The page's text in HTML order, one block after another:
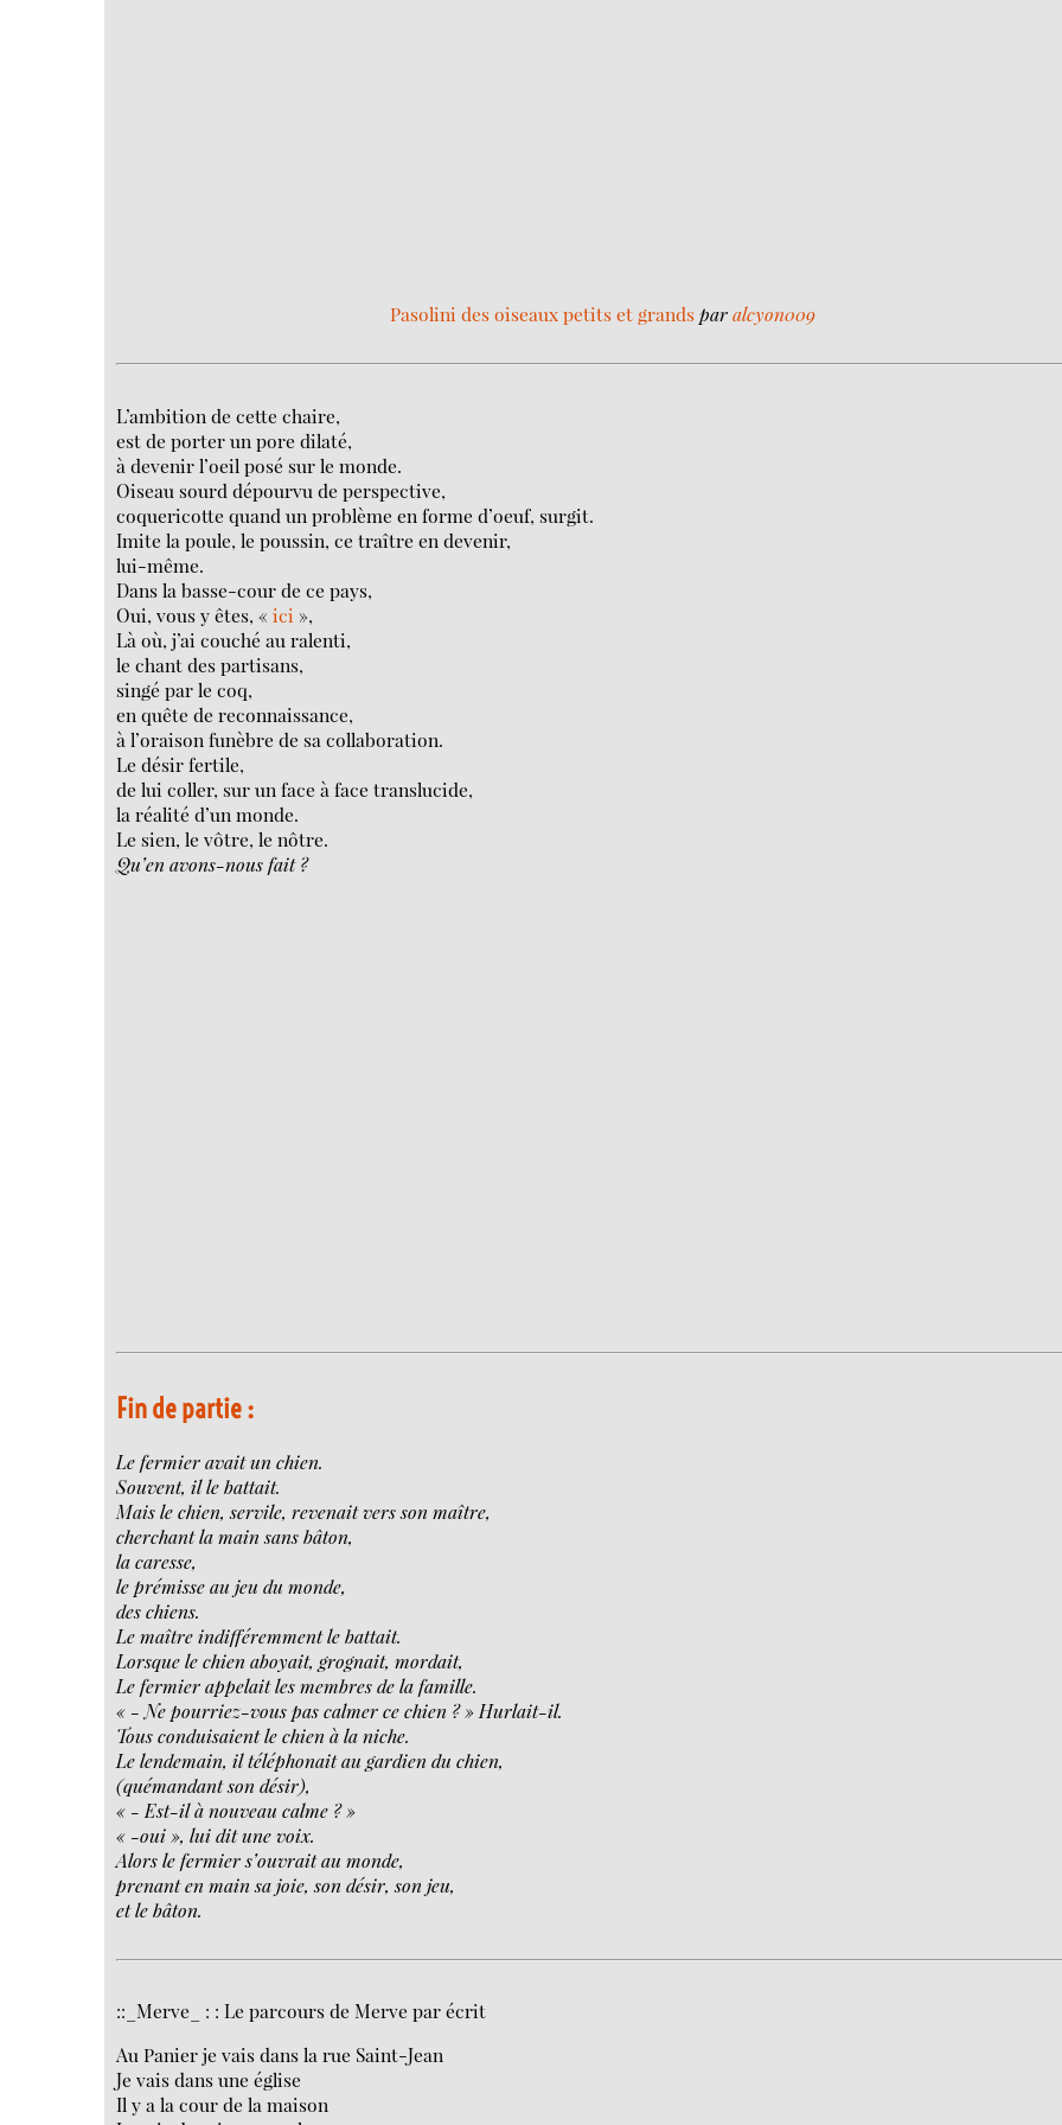
Pasolini des oiseaux petits et grandsparalcyon009
L’ambition de cette chaire,
est de porter un pore dilaté,
à devenir l’oeil posé sur le monde.
Oiseau sourd dépourvu de perspective,
coquericotte quand un problème en forme d’oeuf, surgit.
Imite la poule, le poussin, ce traître en devenir,
lui-même.
Dans la basse-cour de ce pays,
Oui, vous y êtes, «ici »,
Là où, j’ai couché au ralenti,
le chant des partisans,
singé par le coq,
en quête de reconnaissance,
à l’oraison funèbre de sa collaboration.
Le désir fertile,
de lui coller, sur un face à face translucide,
la réalité d’un monde.
Le sien, le vôtre, le nôtre.
Qu’en avons-nous fait ?
Fin de partie :
Le fermier avait un chien.
Souvent, il le battait.
Mais le chien, servile, revenait vers son maître,
cherchant la main sans bâton,
la caresse,
le prémisse au jeu du monde,
des chiens.
Le maître indifféremment le battait.
Lorsque le chien aboyait, grognait, mordait,
Le fermier appelait les membres de la famille.
« - Ne pourriez-vous pas calmer ce chien ?» Hurlait-il.
Tous conduisaient le chien à la niche.
Le lendemain, il téléphonait au gardien du chien,
(quémandant son désir),
« - Est-il à nouveau calme ?»
« -oui », lui dit une voix.
Alors le fermier s’ouvrait au monde,
prenant en main sa joie, son désir, son jeu,
et le bâton.
::_Merve_ : : Le parcours de Merve par écrit
Au Panier je vais dans la rue Saint-Jean
Je vais dans une église
Il y a la cour de la maison